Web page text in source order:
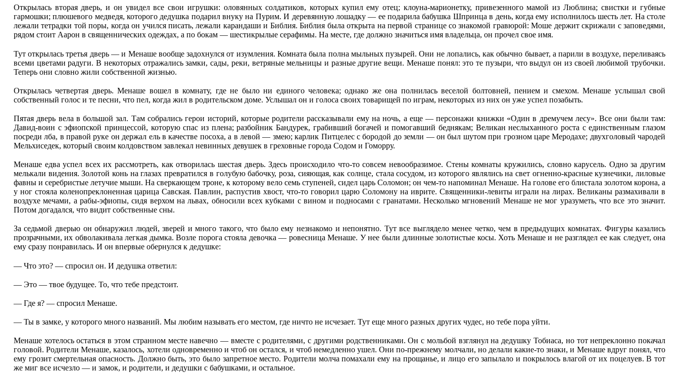
Открылась вторая дверь, и он увидел все свои игрушки: оловянных солдатиков, которых купил ему отец; клоуна-марионетку, привезенного мамой из Люблина; свистки и губные
гармошки; плюшевого медведя, которого дедушка подарил внуку на Пурим. И деревянную лошадку — ее подарила бабушка Шпринца в день, когда ему исполнилось шесть лет. На столе
лежали тетрадки той поры, когда он учился писать, лежали карандаши и Библия. Библия была открыта на первой странице со знакомой гравюрой: Моше держит скрижали с заповедями,
рядом стоит Аарон в священнических одеждах, а по бокам — шестикрылые серафимы. На месте, где должно значиться имя владельца, он прочел свое имя.
Тут открылась третья дверь — и Менаше вообще задохнулся от изумления. Комната была полна мыльных пузырей. Они не лопались, как обычно бывает, а парили в воздухе, переливаясь
всеми цветами радуги. В некоторых отражались замки, сады, реки, ветряные мельницы и разные другие вещи. Менаше понял: это те пузыри, что выдул он из своей любимой трубочки.
Теперь они словно жили собственной жизнью.
Открылась четвертая дверь. Менаше вошел в комнату, где не было ни единого человека; однако же она полнилась веселой болтовней, пением и смехом. Менаше услышал свой
собственный голос и те песни, что пел, когда жил в родительском доме. Услышал он и голоса своих товарищей по играм, некоторых из них он уже успел позабыть.
Пятая дверь вела в большой зал. Там собрались герои историй, которые родители рассказывали ему на ночь, а еще — персонажи книжки «Один в дремучем лесу». Все они были там:
Давид-воин с эфиопской принцессой, которую спас из плена; разбойник Бандурек, грабивший богачей и помогавший беднякам; Великан неслыханного роста с единственным глазом
посреди лба, в правой руке он держал ель в качестве посоха, а в левой — змею; карлик Питцелес с бородой до земли — он был шутом при грозном царе Меродахе; двухголовый чародей
Мельхиседек, который своим колдовством завлекал невинных девушек в греховные города Содом и Гоморру.
Менаше едва успел всех их рассмотреть, как отворилась шестая дверь. Здесь происходило что-то совсем невообразимое. Стены комнаты кружились, словно карусель. Одно за другим
мелькали видения. Золотой конь на глазах превратился в голубую бабочку, роза, сияющая, как солнце, стала сосудом, из которого являлись на свет огненно-красные кузнечики, лиловые
фавны и серебристые летучие мыши. На сверкающем троне, к которому вело семь ступеней, сидел царь Соломон; он чем-то напоминал Менаше. На голове его блистала золотом корона, а
у ног стояла коленопреклоненная царица Савская. Павлин, распустив хвост, что-то говорил царю Соломону на иврите. Священники-левиты играли на лирах. Великаны размахивали в
воздухе мечами, а рабы-эфиопы, сидя верхом на львах, обносили всех кубками с вином и подносами с гранатами. Несколько мгновений Менаше не мог уразуметь, что все это значит.
Потом догадался, что видит собственные сны.
За седьмой дверью он обнаружил людей, зверей и много такого, что было ему незнакомо и непонятно. Тут все выглядело менее четко, чем в предыдущих комнатах. Фигуры казались
прозрачными, их обволакивала легкая дымка. Возле порога стояла девочка — ровесница Менаше. У нее были длинные золотистые косы. Хоть Менаше и не разглядел ее как следует, она
ему сразу понравилась. И он впервые обернулся к дедушке:
— Что это? — спросил он. И дедушка ответил:
— Это — твое будущее. То, что тебе предстоит.
— Где я? — спросил Менаше.
— Ты в замке, у которого много названий. Мы любим называть его местом, где ничто не исчезает. Тут еще много разных других чудес, но тебе пора уйти.
Менаше хотелось остаться в этом странном месте навечно — вместе с родителями, с другими родственниками. Он с мольбой взглянул на дедушку Тобиаса, но тот непреклонно покачал
головой. Родители Менаше, казалось, хотели одновременно и чтоб он остался, и чтоб немедленно ушел. Они по-прежнему молчали, но делали какие-то знаки, и Менаше вдруг понял, что
ему грозит смертельная опасность. Должно быть, это было запретное место. Родители молча помахали ему на прощанье, и лицо его запылало и покрылось влагой от их поцелуев. В тот
же миг все исчезло — и замок, и родители, и дедушки с бабушками, и остальное.